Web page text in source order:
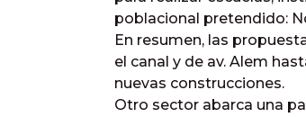
poblacional pretendido:
En resumen, las
el canal y de av. Alem
nuevas construcciones.
Otro sector abarca una